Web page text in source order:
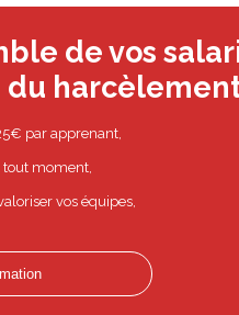
de vos
du
par apprenant,
tout moment,
vos équipes,